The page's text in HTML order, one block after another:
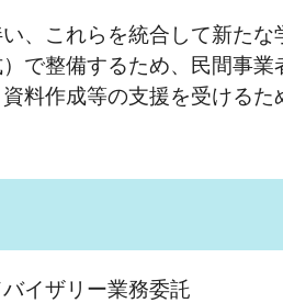
施設案内
、これらを統合して新た
で整備するため、民間事
料作成等の支援を受ける
イザリー業務委託